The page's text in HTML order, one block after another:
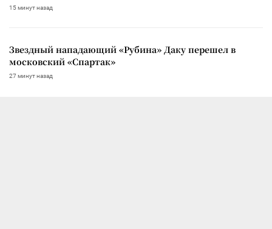
15 минут назад
Звездный нападающий «Рубина» Даку перешел в
московский «Спартак»
27 минут назад